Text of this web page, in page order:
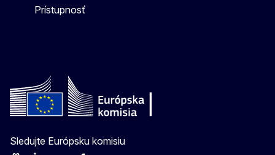
Prístupnosť
Sledujte Európsku komisiu